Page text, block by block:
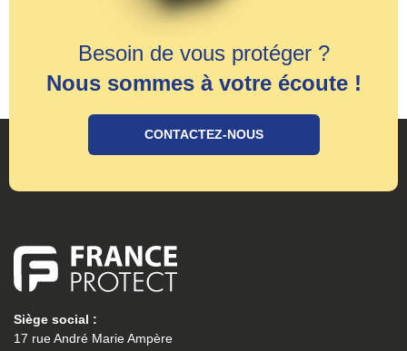
Besoin de vous protéger ?
Nous sommes à votre écoute !
CONTACTEZ-NOUS
Siège social :
17 rue André Marie Ampère